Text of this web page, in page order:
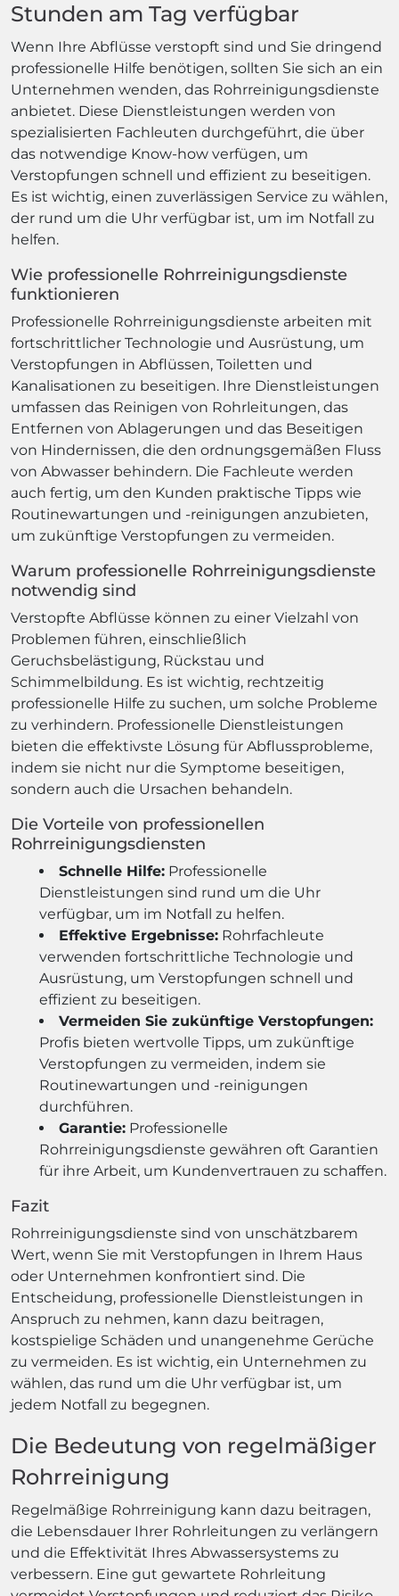
Stunden am Tag verfügbar
Wenn Ihre Abflüsse verstopft sind und Sie dringend
professionelle Hilfe benötigen, sollten Sie sich an ein
Unternehmen wenden, das Rohrreinigungsdienste
anbietet. Diese Dienstleistungen werden von
spezialisierten Fachleuten durchgeführt, die über
das notwendige Know-how verfügen, um
Verstopfungen schnell und effizient zu beseitigen.
Es ist wichtig, einen zuverlässigen Service zu wählen,
der rund um die Uhr verfügbar ist, um im Notfall zu
helfen.
Wie professionelle Rohrreinigungsdienste
funktionieren
Professionelle Rohrreinigungsdienste arbeiten mit
fortschrittlicher Technologie und Ausrüstung, um
Verstopfungen in Abflüssen, Toiletten und
Kanalisationen zu beseitigen. Ihre Dienstleistungen
umfassen das Reinigen von Rohrleitungen, das
Entfernen von Ablagerungen und das Beseitigen
von Hindernissen, die den ordnungsgemäßen Fluss
von Abwasser behindern. Die Fachleute werden
auch fertig, um den Kunden praktische Tipps wie
Routinewartungen und -reinigungen anzubieten,
um zukünftige Verstopfungen zu vermeiden.
Warum professionelle Rohrreinigungsdienste
notwendig sind
Verstopfte Abflüsse können zu einer Vielzahl von
Problemen führen, einschließlich
Geruchsbelästigung, Rückstau und
Schimmelbildung. Es ist wichtig, rechtzeitig
professionelle Hilfe zu suchen, um solche Probleme
zu verhindern. Professionelle Dienstleistungen
bieten die effektivste Lösung für Abflussprobleme,
indem sie nicht nur die Symptome beseitigen,
sondern auch die Ursachen behandeln.
Die Vorteile von professionellen
Rohrreinigungsdiensten
Schnelle Hilfe: Professionelle
Dienstleistungen sind rund um die Uhr
verfügbar, um im Notfall zu helfen.
Effektive Ergebnisse: Rohrfachleute
verwenden fortschrittliche Technologie und
Ausrüstung, um Verstopfungen schnell und
effizient zu beseitigen.
Vermeiden Sie zukünftige Verstopfungen:
Profis bieten wertvolle Tipps, um zukünftige
Verstopfungen zu vermeiden, indem sie
Routinewartungen und -reinigungen
durchführen.
Garantie: Professionelle
Rohrreinigungsdienste gewähren oft Garantien
für ihre Arbeit, um Kundenvertrauen zu schaffen.
Fazit
Rohrreinigungsdienste sind von unschätzbarem
Wert, wenn Sie mit Verstopfungen in Ihrem Haus
oder Unternehmen konfrontiert sind. Die
Entscheidung, professionelle Dienstleistungen in
Anspruch zu nehmen, kann dazu beitragen,
kostspielige Schäden und unangenehme Gerüche
zu vermeiden. Es ist wichtig, ein Unternehmen zu
wählen, das rund um die Uhr verfügbar ist, um
jedem Notfall zu begegnen.
Die Bedeutung von regelmäßiger
Rohrreinigung
Regelmäßige Rohrreinigung kann dazu beitragen,
die Lebensdauer Ihrer Rohrleitungen zu verlängern
und die Effektivität Ihres Abwassersystems zu
verbessern. Eine gut gewartete Rohrleitung